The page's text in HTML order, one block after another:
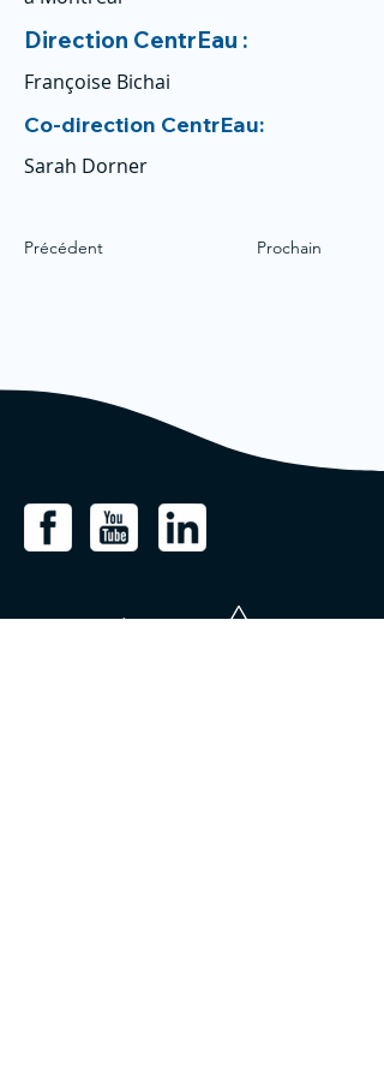
Direction CentrEau :
Françoise Bichai
Co-direction CentrEau:
Sarah Dorner
Précédent Prochain